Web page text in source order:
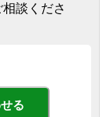
談くださ
る